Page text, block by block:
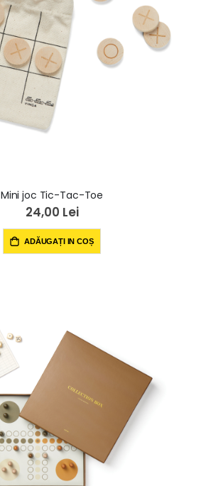
Mini joc Tic-Tac-Toe
24,00 Lei
ADĂUGAȚI IN COȘ